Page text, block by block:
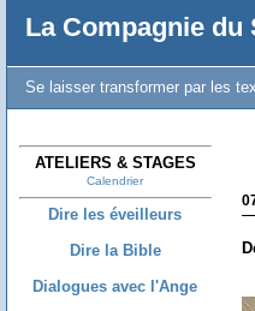
La Compagnie du
Se laisser transformer par les
ATELIERS & STAGES
Calendrier
Dire les éveilleurs
Dire la Bible
Dialogues avec l'Ange